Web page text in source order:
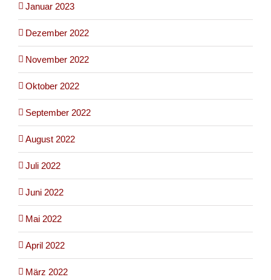
Januar 2023
Dezember 2022
November 2022
Oktober 2022
September 2022
August 2022
Juli 2022
Juni 2022
Mai 2022
April 2022
März 2022